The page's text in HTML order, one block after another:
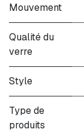
Mouvement
Qualité du
verre
Style
Type de
produits